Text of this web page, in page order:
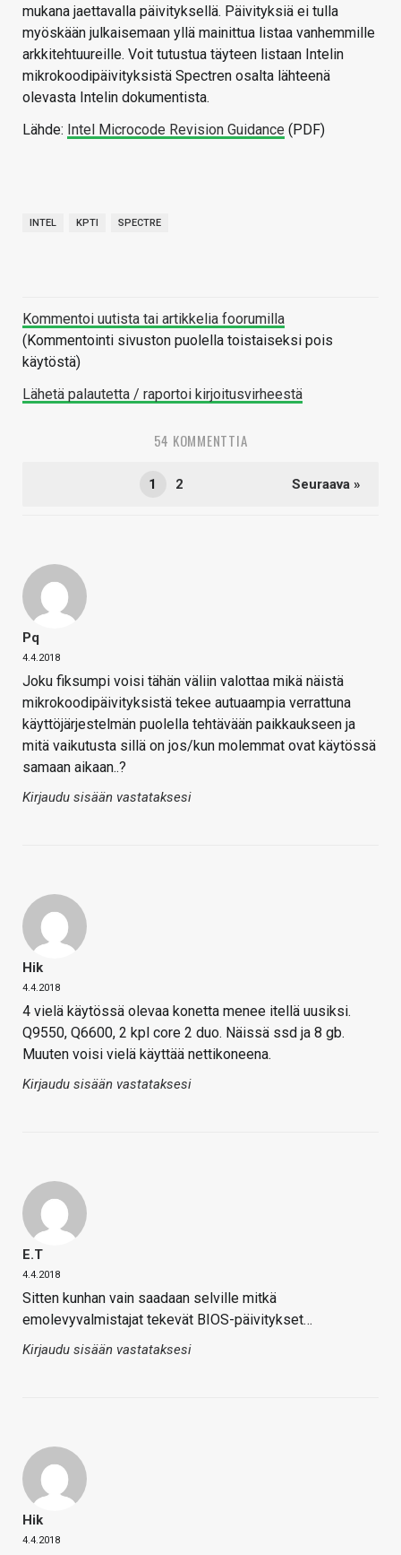
mukana jaettavalla päivityksellä. Päivityksiä ei tulla
myöskään julkaisemaan yllä mainittua listaa vanhemmille
arkkitehtuureille. Voit tutustua täyteen listaan Intelin
mikrokoodipäivityksistä Spectren osalta lähteenä
olevasta Intelin dokumentista.
Lähde: Intel Microcode Revision Guidance (PDF)
INTEL KPTI SPECTRE
Kommentoi uutista tai artikkelia foorumilla
(Kommentointi sivuston puolella toistaiseksi pois
käytöstä)
Lähetä palautetta / raportoi kirjoitusvirheestä
54 KOMMENTTIA
1 2 Seuraava »
Pq
4.4.2018
Joku fiksumpi voisi tähän väliin valottaa mikä näistä
mikrokoodipäivityksistä tekee autuaampia verrattuna
käyttöjärjestelmän puolella tehtävään paikkaukseen ja
mitä vaikutusta sillä on jos/kun molemmat ovat käytössä
samaan aikaan..?
Kirjaudu sisään vastataksesi
Hik
4.4.2018
4 vielä käytössä olevaa konetta menee itellä uusiksi.
Q9550, Q6600, 2 kpl core 2 duo. Näissä ssd ja 8 gb.
Muuten voisi vielä käyttää nettikoneena.
Kirjaudu sisään vastataksesi
E.T
4.4.2018
Sitten kunhan vain saadaan selville mitkä
emolevyvalmistajat tekevät BIOS-päivitykset…
Kirjaudu sisään vastataksesi
Hik
4.4.2018